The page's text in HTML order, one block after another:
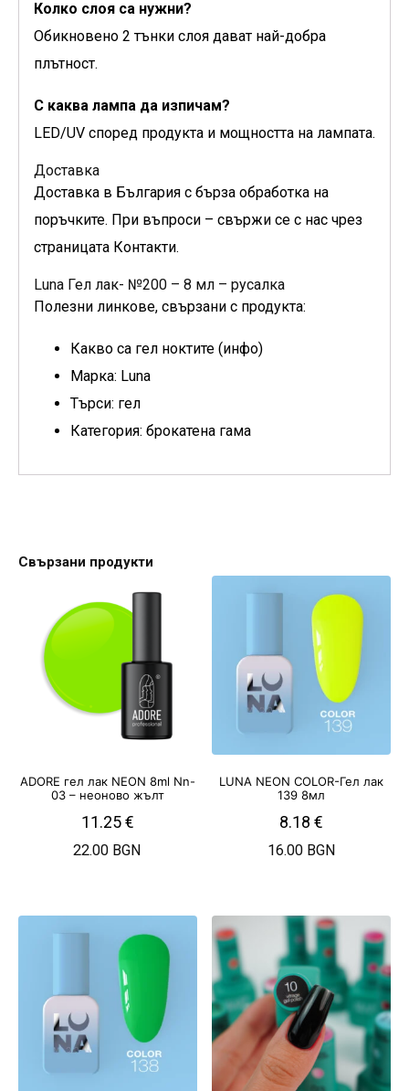
Колко слоя са нужни?
Обикновено 2 тънки слоя дават най-добра
плътност.
С каква лампа да изпичам?
LED/UV според продукта и мощността на лампата.
Доставка
Доставка в България с бърза обработка на
поръчките. При въпроси – свържи се с нас чрез
страницата Контакти.
Luna Гел лак- №200 – 8 мл – русалка
Полезни линкове, свързани с продукта:
Какво са гел ноктите (инфо)
Марка: Luna
Търси: гел
Категория: брокатена гама
Свързани продукти
ADORE гел лак NEON 8ml Nn-
03 – неоново жълт
11.25€
22.00 BGN
LUNA NEON COLOR-Гел лак
139 8мл
8.18€
16.00 BGN